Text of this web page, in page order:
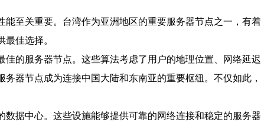
至关重要。台湾作为亚洲地区的重要服务器节点之一，有
佳选择。
的服务器节点。这些算法考虑了用户的地理位置、网络延
器节点成为连接中国大陆和东南亚的重要枢纽。不仅如此
据中心。这些设施能够提供可靠的网络连接和稳定的服务